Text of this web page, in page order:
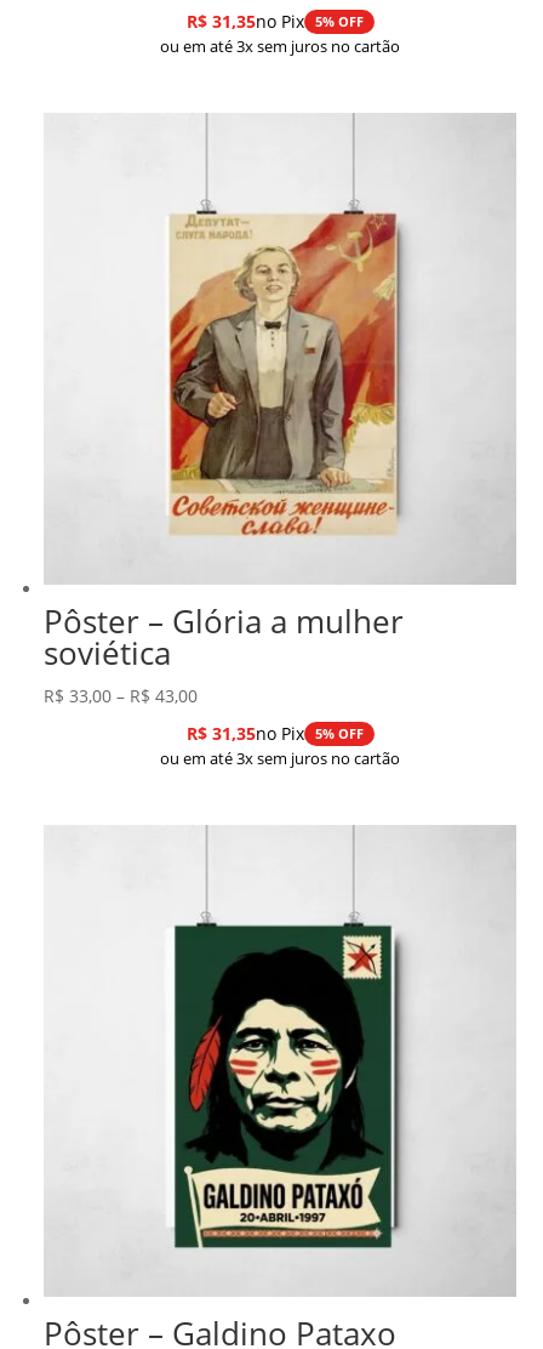
de
preço:
através
R$31,35no Pix 5% OFF
ou em até 3x sem juros no cartão
Pôster – Glória a mulher
soviética
R$ 33,00 – R$ 43,00Faixa
de
preço:
através
R$31,35no Pix 5% OFF
ou em até 3x sem juros no cartão
Pôster – Galdino Pataxo